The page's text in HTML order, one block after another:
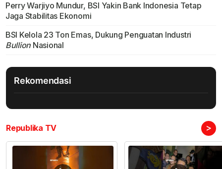
Perry Warjiyo Mundur, BSI Yakin Bank Indonesia Tetap
Jaga Stabilitas Ekonomi
BSI Kelola 23 Ton Emas, Dukung Penguatan Industri
Bullion Nasional
Rekomendasi
Republika TV >